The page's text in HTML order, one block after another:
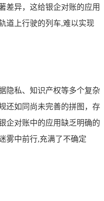
差异，这给银企对账的应用
道上行驶的列车,难以实现
隐私、知识产权等多个复杂
还如同尚未完善的拼图，存
企对账中的应用缺乏明确的
雾中前行,充满了不确定